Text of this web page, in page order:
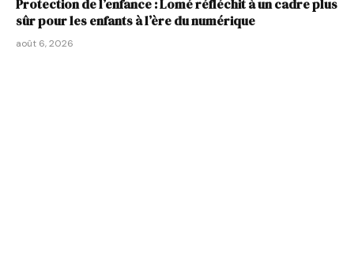
Protection de l’enfance : Lomé réfléchit à un cadre plus
sûr pour les enfants à l’ère du numérique
août 6, 2026